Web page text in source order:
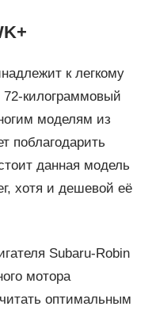
к легкому
килограммовый
моделям из
поблагодарить
данная модель
хотя и дешевой её
Subaru-Robin
мотора
оптимальным